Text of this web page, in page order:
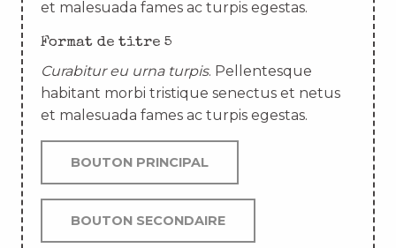
et malesuada fames ac turpis egestas.
Format de titre 5
Curabitur eu urna turpis. Pellentesque
habitant morbi tristique senectus et netus
et malesuada fames ac turpis egestas.
BOUTON PRINCIPAL
BOUTON SECONDAIRE